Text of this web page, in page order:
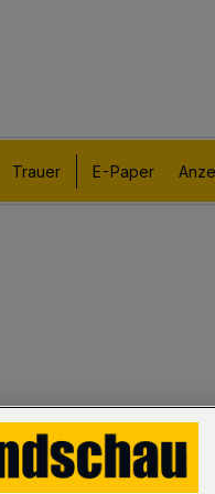
Trauer E-Paper